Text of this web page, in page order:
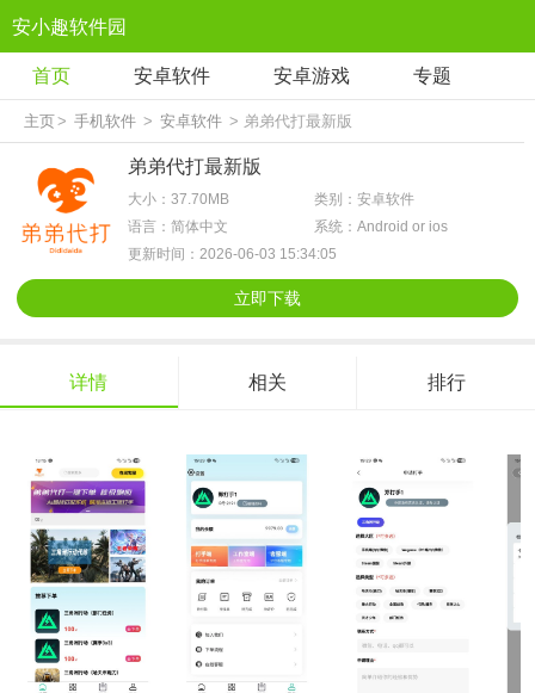
安小趣软件园
首页 安卓软件 安卓游戏 专题
主页> 手机软件 > 安卓软件 > 弟弟代打最新版
弟弟代打最新版
大小：37.70MB
类别：安卓软件
语言：简体中文
系统：Android or ios
更新时间：2026-06-03 15:34:05
立即下载
详情 相关 排行